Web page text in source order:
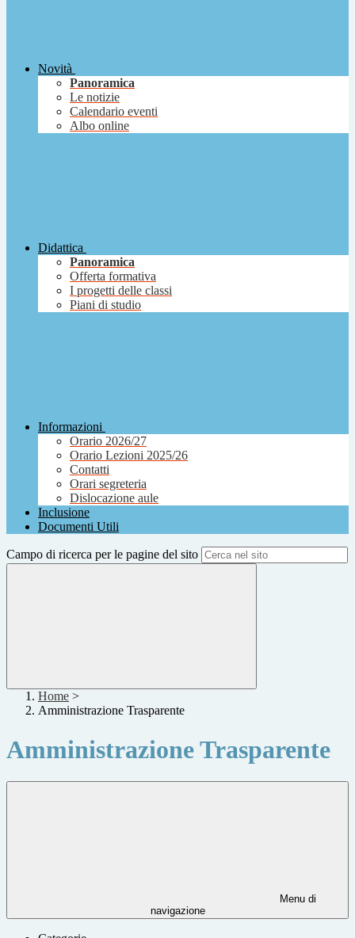
Novità
Panoramica
Le notizie
Calendario eventi
Albo online
Didattica
Panoramica
Offerta formativa
I progetti delle classi
Piani di studio
Informazioni
Orario 2026/27
Orario Lezioni 2025/26
Contatti
Orari segreteria
Dislocazione aule
Inclusione
Documenti Utili
Campo di ricerca per le pagine del sito
Home >
Amministrazione Trasparente
Amministrazione Trasparente
Menu di
navigazione